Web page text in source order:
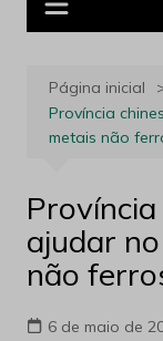
Página inicial
Província
metais não
ajudar
não
6 de maio de